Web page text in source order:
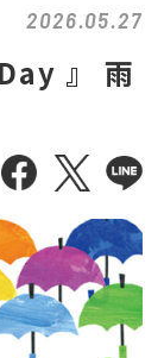
2026.05.27
』 雨